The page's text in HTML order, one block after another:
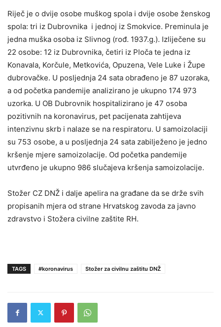
Riječ je o dvije osobe muškog spola i dvije osobe ženskog
spola: tri iz Dubrovnika i jednoj iz Smokvice. Preminula je
jedna muška osoba iz Slivnog (rođ. 1937.g.). Izliječene su
22 osobe: 12 iz Dubrovnika, četiri iz Ploča te jedna iz
Konavala, Korčule, Metkovića, Opuzena, Vele Luke i Župe
dubrovačke. U posljednja 24 sata obrađeno je 87 uzoraka,
a od početka pandemije analizirano je ukupno 174 973
uzorka. U OB Dubrovnik hospitalizirano je 47 osoba
pozitivnih na koronavirus, pet pacijenata zahtijeva
intenzivnu skrb i nalaze se na respiratoru. U samoizolaciji
su 753 osobe, a u posljednja 24 sata zabilježeno je jedno
kršenje mjere samoizolacije. Od početka pandemije
utvrđeno je ukupno 986 slučajeva kršenja samoizolacije.
Stožer CZ DNŽ i dalje apelira na građane da se drže svih
propisanih mjera od strane Hrvatskog zavoda za javno
zdravstvo i Stožera civilne zaštite RH.
TAGS #koronavirus Stožer za civilnu zaštitu DNŽ